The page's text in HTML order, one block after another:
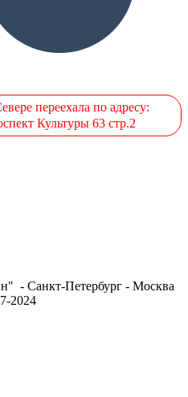
переехала по адресу:
Культуры 63 стр.2
- Санкт-Петербург - Москва
2024